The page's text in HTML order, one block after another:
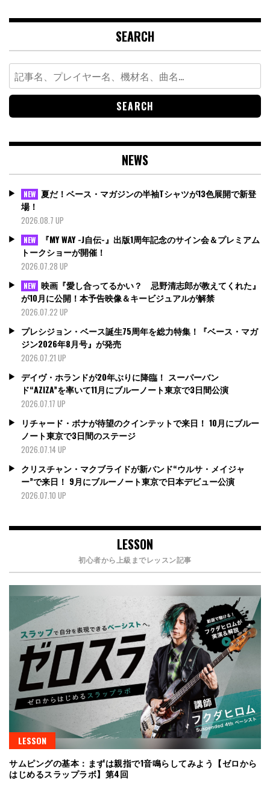
SEARCH
Search
for:
NEWS
NEW 夏だ！ベース・マガジンの半袖Tシャツが13色展開で新登
場！
2026.08.7 UP
NEW
『MY WAY -J自伝-』出版1周年記念のサイン会＆プレミアム
トークショーが開催！
2026.07.28 UP
NEW 映画『愛し合ってるかい？ 忌野清志郎が教えてくれた』
が10月に公開！本予告映像＆キービジュアルが解禁
2026.07.22 UP
プレシジョン・ベース誕生75周年を総力特集！『ベース・マガ
ジン2026年8月号』が発売
2026.07.21 UP
デイヴ・ホランドが20年ぶりに降臨！ スーパーバン
ド“AZIZA”を率いて11月にブルーノート東京で3日間公演
2026.07.17 UP
リチャード・ボナが待望のクインテットで来日！ 10月にブルー
ノート東京で3日間のステージ
2026.07.14 UP
クリスチャン・マクブライドが新バンド“ウルサ・メイジャ
ー”で来日！ 9月にブルーノート東京で日本デビュー公演
2026.07.10 UP
LESSON
初心者から上級までレッスン記事
LESSON
サムピングの基本：まずは親指で1音鳴らしてみよう【ゼロから
はじめるスラップラボ】第4回